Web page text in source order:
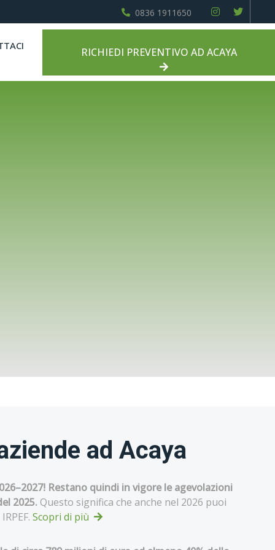
0836 1911650
RICHIEDI PREVENTIVO AD ACAYA
ad Acaya
Restano quindi in vigore le agevolazioni
2025. Questo significa che anche nel 2026 puoi
Scopri di più